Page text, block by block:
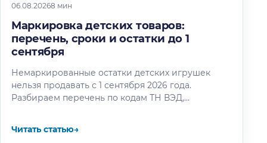
06.08.20268 мин
Маркировка детских товаров:
перечень, сроки и остатки до 1
сентября
Немаркированные остатки детских игрушек
нельзя продавать с 1 сентября 2026 года.
Разбираем перечень по кодам ТН ВЭД,
Читать статью→